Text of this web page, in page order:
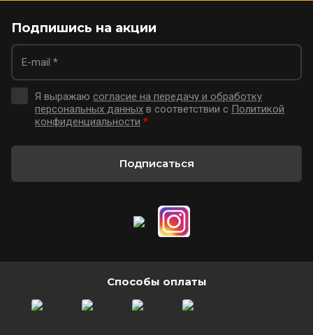
Подпишись на акции
Я выражаю согласие на передачу и обработку
персональных данных в соответствии с Политикой
конфиденциальности *
Подписаться
Способы оплаты